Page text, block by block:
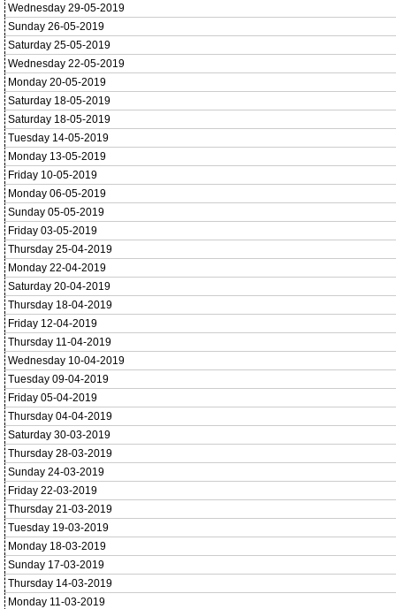
Wednesday 29-05-2019
Sunday 26-05-2019
Saturday 25-05-2019
Wednesday 22-05-2019
Monday 20-05-2019
Saturday 18-05-2019
Saturday 18-05-2019
Tuesday 14-05-2019
Monday 13-05-2019
Friday 10-05-2019
Monday 06-05-2019
Sunday 05-05-2019
Friday 03-05-2019
Thursday 25-04-2019
Monday 22-04-2019
Saturday 20-04-2019
Thursday 18-04-2019
Friday 12-04-2019
Thursday 11-04-2019
Wednesday 10-04-2019
Tuesday 09-04-2019
Friday 05-04-2019
Thursday 04-04-2019
Saturday 30-03-2019
Thursday 28-03-2019
Sunday 24-03-2019
Friday 22-03-2019
Thursday 21-03-2019
Tuesday 19-03-2019
Monday 18-03-2019
Sunday 17-03-2019
Thursday 14-03-2019
Monday 11-03-2019